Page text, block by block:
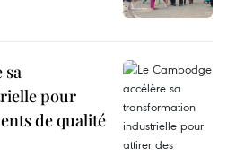
sa
pour
de qualité